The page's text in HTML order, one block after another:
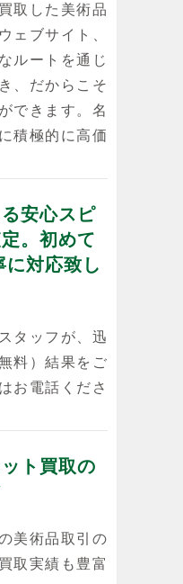
取した美術品
ェブサイト、
ルートを通じ
、だからこそ
できます。名
積極的に高価
安心スピ
。初めて
に対応致し
タッフが、迅
料）結果をご
お電話くださ
ト買取の
美術品取引の
取実績も豊富